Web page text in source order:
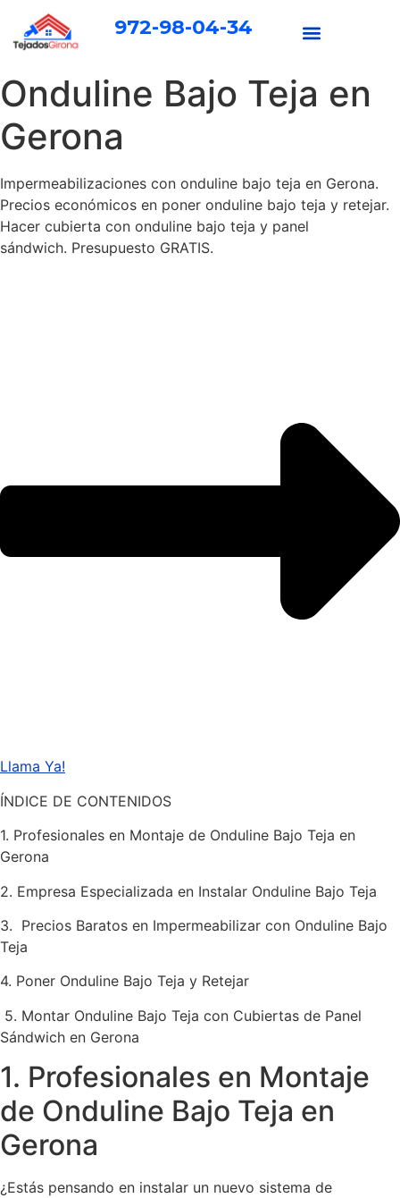
972-98-04-34
Onduline Bajo Teja en
Gerona
Impermeabilizaciones con onduline bajo teja en Gerona.
Precios económicos en poner onduline bajo teja y retejar.
Hacer cubierta con onduline bajo teja y panel
sándwich. Presupuesto GRATIS.
Llama Ya!
ÍNDICE DE CONTENIDOS
1. Profesionales en Montaje de Onduline Bajo Teja en
Gerona
2. Empresa Especializada en Instalar Onduline Bajo Teja
3. Precios Baratos en Impermeabilizar con Onduline Bajo
Teja
4. Poner Onduline Bajo Teja y Retejar
5. Montar Onduline Bajo Teja con Cubiertas de Panel
Sándwich en Gerona
1. Profesionales en Montaje
de Onduline Bajo Teja en
Gerona
¿Estás pensando en instalar un nuevo sistema de